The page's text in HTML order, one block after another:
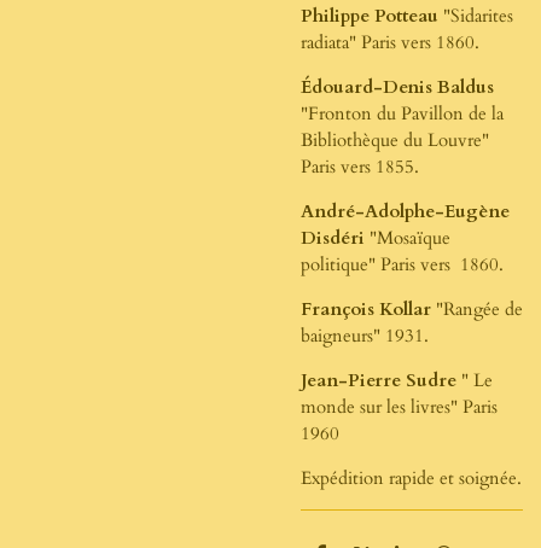
Philippe Potteau "Sidarites
radiata" Paris vers 1860.
Édouard-Denis Baldus
"Fronton du Pavillon de la
Bibliothèque du Louvre"
Paris vers 1855.
André-Adolphe-Eugène
Disdéri "Mosaïque
politique" Paris vers 1860.
François Kollar "Rangée de
baigneurs" 1931.
Jean-Pierre Sudre " Le
monde sur les livres" Paris
1960
Expédition rapide et soignée.